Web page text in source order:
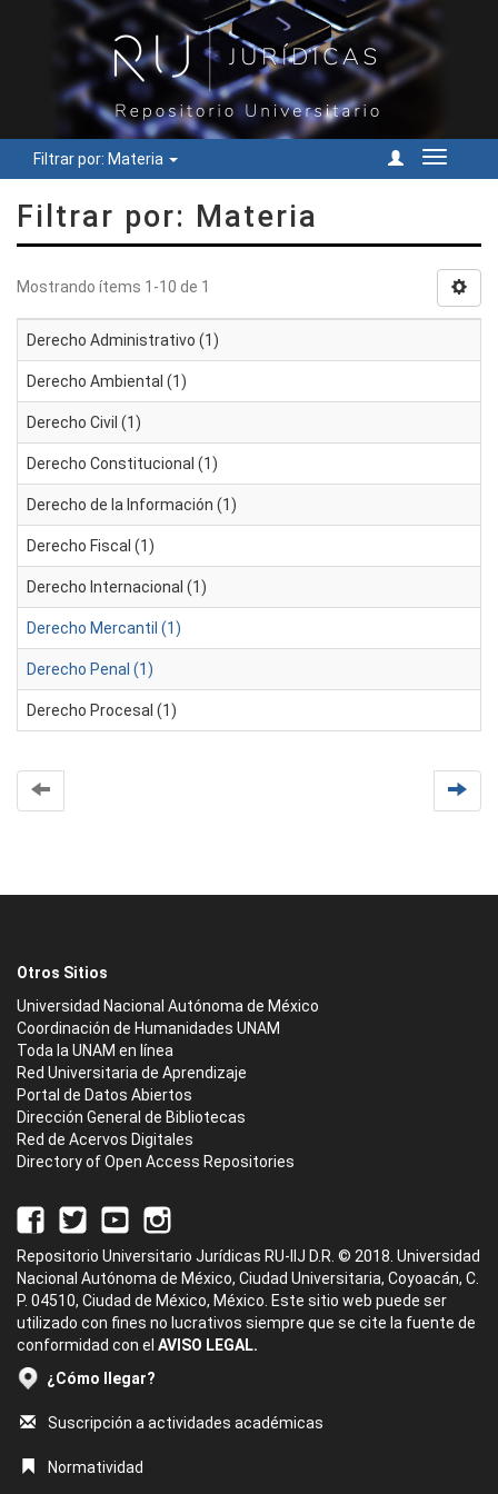
Filtrar por: Materia
Cambiar
Filtrar por: Materia
Mostrando ítems 1-10 de 1
Derecho Administrativo (1)
Derecho Ambiental (1)
Derecho Civil (1)
Derecho Constitucional (1)
Derecho de la Información (1)
Derecho Fiscal (1)
Derecho Internacional (1)
Derecho Mercantil (1)
Derecho Penal (1)
Derecho Procesal (1)
Otros Sitios
Universidad Nacional Autónoma de México
Coordinación de Humanidades UNAM
Toda la UNAM en línea
Red Universitaria de Aprendizaje
Portal de Datos Abiertos
Dirección General de Bibliotecas
Red de Acervos Digitales
Directory of Open Access Repositories
Repositorio Universitario Jurídicas RU-IIJ D.R. © 2018. Universidad
Nacional Autónoma de México, Ciudad Universitaria, Coyoacán, C.
P. 04510, Ciudad de México, México. Este sitio web puede ser
utilizado con fines no lucrativos siempre que se cite la fuente de
conformidad con el AVISO LEGAL.
¿Cómo llegar?
Suscripción a actividades académicas
Normatividad